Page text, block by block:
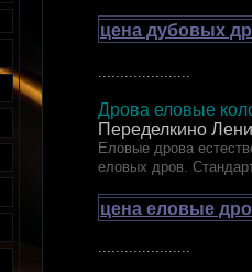
цена дубовых
Дрова еловые
Переделкино
Еловые дрова
еловых дров.
цена еловые
.....................